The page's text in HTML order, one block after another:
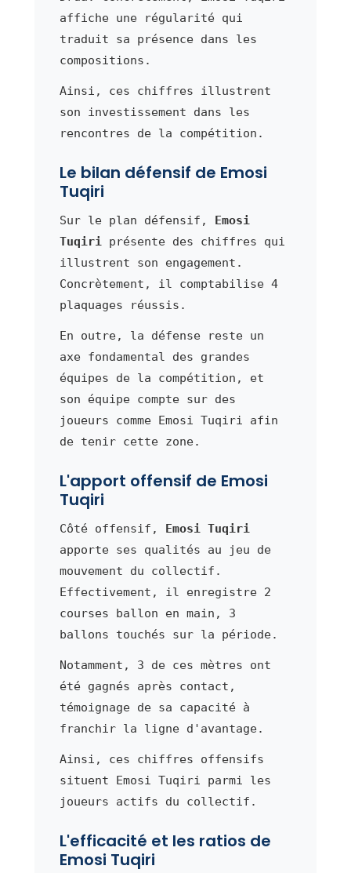
affiche une régularité qui
traduit sa présence dans les
compositions.
Ainsi, ces chiffres illustrent
son investissement dans les
rencontres de la compétition.
Le bilan défensif de Emosi
Tuqiri
Sur le plan défensif, Emosi
Tuqiriprésente des chiffres qui
illustrent son engagement.
Concrètement, il comptabilise 4
plaquages réussis.
En outre, la défense reste un
axe fondamental des grandes
équipes de la compétition, et
son équipe compte sur des
joueurs comme Emosi Tuqiri afin
de tenir cette zone.
L'apport offensif de Emosi
Tuqiri
Côté offensif, Emosi Tuqiri
apporte ses qualités au jeu de
mouvement du collectif.
Effectivement, il enregistre 2
courses ballon en main, 3
ballons touchés sur la période.
Notamment, 3 de ces mètres ont
été gagnés après contact,
témoignage de sa capacité à
franchir la ligne d'avantage.
Ainsi, ces chiffres offensifs
situent Emosi Tuqiri parmi les
joueurs actifs du collectif.
L'efficacité et les ratios de
Emosi Tuqiri